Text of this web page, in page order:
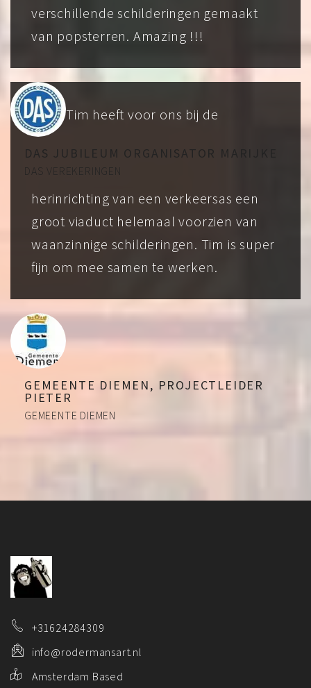
verschillende schilderingen gemaakt
van popsterren. Amazing !!!
DAS JUBILEUM ORGANISATOR MARIJKE
DAS VEREKERINGEN
Tim heeft voor ons bij de
herinrichting van een verkeersas een
groot viaduct helemaal voorzien van
waanzinnige schilderingen. Tim is super
fijn om mee samen te werken.
GEMEENTE DIEMEN, PROJECTLEIDER
PIETER
GEMEENTE DIEMEN
+31624284309
info@rodermansart.nl
Amsterdam Based